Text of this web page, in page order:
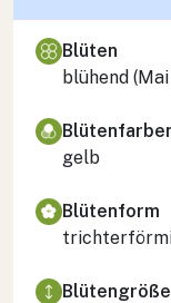
Blüten
blühend
gelb
Blütenform
Blütengröße